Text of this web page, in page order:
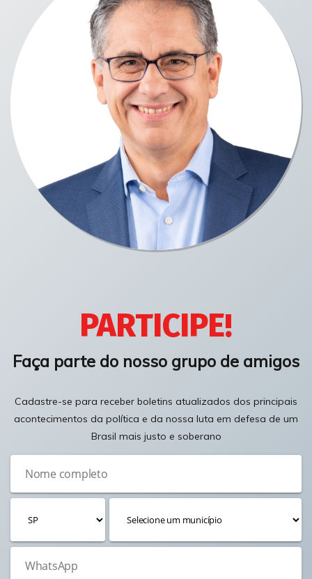
PARTICIPE!
Faça parte do nosso grupo de amigos
Cadastre-se para receber boletins atualizados dos principais
acontecimentos da política e da nossa luta em defesa de um
Brasil mais justo e soberano